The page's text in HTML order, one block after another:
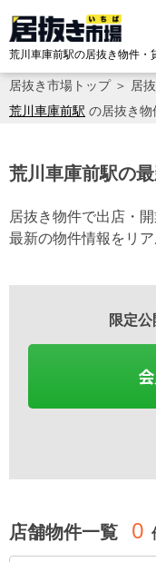
荒川車庫前駅の居抜き物件・
居抜き市場トップ＞ 居
荒川車庫前駅 の居抜き
荒川車庫前駅の
居抜き物件で出店・
最新の物件情報をリ
限定
店舗物件一覧 0